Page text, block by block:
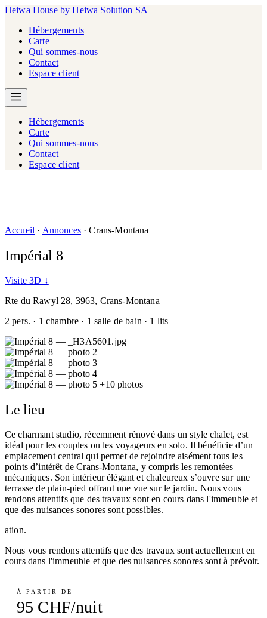
Heiwa House by Heiwa Solution SA
Hébergements
Carte
Qui sommes-nous
Contact
Espace client
Hébergements
Carte
Qui sommes-nous
Contact
Espace client
Accueil · Annonces · Crans-Montana
Impérial 8
Visite 3D ↓
Rte du Rawyl 28, 3963, Crans-Montana
2 pers. · 1 chambre · 1 salle de bain · 1 lits
+10 photos
Le lieu
Ce charmant studio, récemment rénové dans un style chalet, est
idéal pour les couples ou les voyageurs en solo. Il bénéficie d’un
emplacement central qui permet de rejoindre aisément tous les
points d’intérêt de Crans-Montana, y compris les remontées
mécaniques. Son intérieur élégant et chaleureux s’ouvre sur une
terrasse de plain-pied offrant une vue sur le jardin. Nous vous
rendons attentifs que des travaux sont en cours dans l'immeuble et
que des nuisances sonores sont possibles.
ation.
Nous vous rendons attentifs que des travaux sont actuellement en
cours dans l'immeuble et que des nuisances sonores sont à prévoir.
À PARTIR DE
95 CHF/nuit